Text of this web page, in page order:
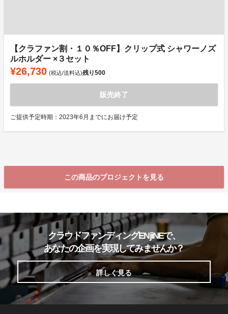
【クラファン割・１０％OFF】クリップ式 シャワーノズ
ルホルダー ×３セット
¥26,730 (税込/送料込)残り500
販売終了
ご提供予定時期：2023年6月までにお届け予定
この商品のプロジェクトを見る
クラウドファンディングENjiNEで、
あなたの企画を実現してみませんか？
詳しく見る